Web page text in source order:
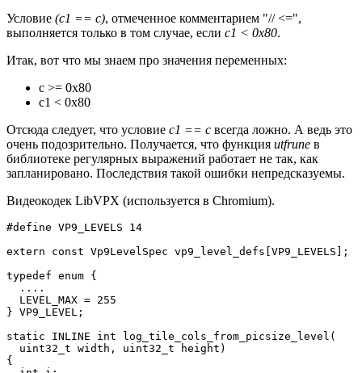
Условие (c1 == c), отмеченное комментарием "// <=",
выполняется только в том случае, если c1 < 0x80.
Итак, вот что мы знаем про значения переменных:
c >= 0x80
c1 < 0x80
Отсюда следует, что условие c1 == c всегда ложно. А ведь это
очень подозрительно. Получается, что функция utfrune в
библиотеке регулярных выражений работает не так, как
запланировано. Последствия такой ошибки непредсказуемы.
Видеокодек LibVPX (используется в Chromium).
#define VP9_LEVELS 14
extern const Vp9LevelSpec vp9_level_defs[VP9_LEVELS];
typedef enum {
  ....
  LEVEL_MAX = 255
} VP9_LEVEL;
static INLINE int log_tile_cols_from_picsize_level(
  uint32_t width, uint32_t height)
{